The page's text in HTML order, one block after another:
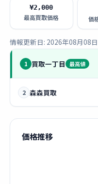
¥2,000
最高買取価格 価
情報更新日: 2026年08月08
1 買取一丁目 最高値
2 森森買取
価格推移